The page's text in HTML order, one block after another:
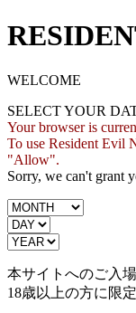
WELCOME
SELECT YOUR
Your browser is
To use Resident Evil
"Allow".
Sorry, we can't grant
本サイトへのご入場
18歳以上の方に限